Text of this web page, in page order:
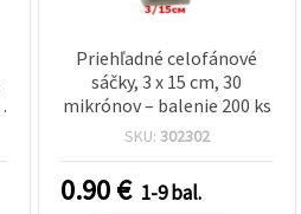
Priehľadné celofánové
sáčky, 3 x 15 cm, 30
mikrónov – balenie 200 ks
SKU: 302302
0.90€ 1-9 bal.